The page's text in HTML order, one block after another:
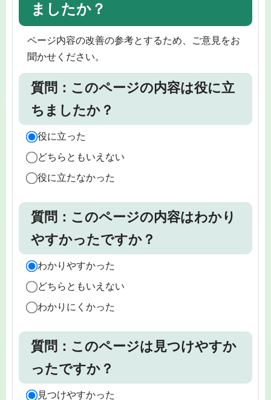
ましたか？
ページ内容の改善の参考とするため、ご意見をお
聞かせください。
質問：このページの内容は役に立
ちましたか？
役に立った
どちらともいえない
役に立たなかった
質問：このページの内容はわかり
やすかったですか？
わかりやすかった
どちらともいえない
わかりにくかった
質問：このページは見つけやすか
ったですか？
見つけやすかった